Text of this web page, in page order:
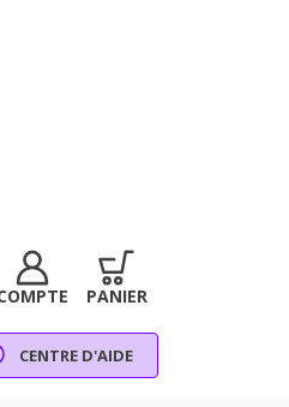
PANIER
CENTRE D'AIDE